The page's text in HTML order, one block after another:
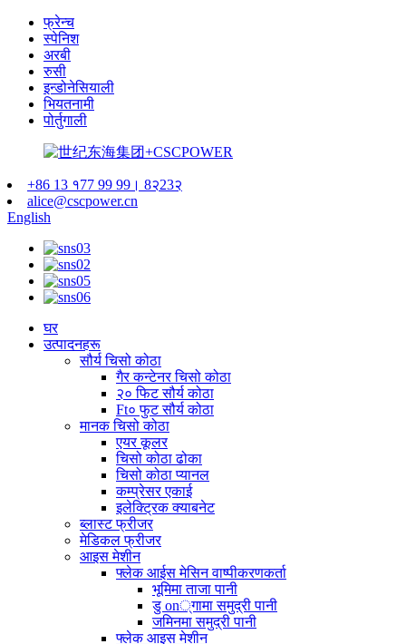
फ्रेन्च
स्पेनिश
अरबी
रुसी
इन्डोनेसियाली
भियतनामी
पोर्तुगाली
+86 13 १77 99 99। 8२23२
alice@cscpower.cn
English
घर
उत्पादनहरू
सौर्य चिसो कोठा
गैर कन्टेनर चिसो कोठा
२० फिट सौर्य कोठा
Ft० फुट सौर्य कोठा
मानक चिसो कोठा
एयर कूलर
चिसो कोठा ढोका
चिसो कोठा प्यानल
कम्प्रेसर एकाई
इलेक्ट्रिक क्याबनेट
ब्लास्ट फ्रीजर
मेडिकल फ्रीजर
आइस मेशीन
फ्लेक आईस मेसिन वाष्पीकरणकर्ता
भूमिमा ताजा पानी
डु on्गामा समुद्री पानी
जमिनमा समुद्री पानी
फ्लेक आइस मेशीन